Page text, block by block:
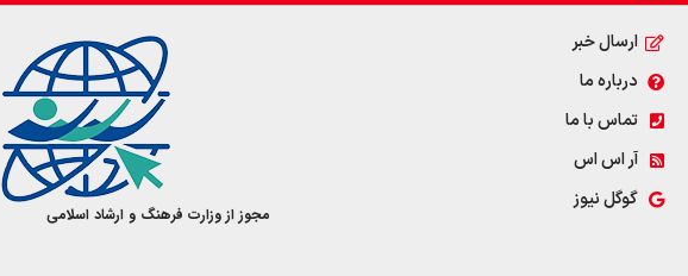
ارسال خبر
درباره ما
تماس با ما
آر اس اس
گوگل نیوز
مجوز از وزارت فرهنگ و ارشاد اسلامی